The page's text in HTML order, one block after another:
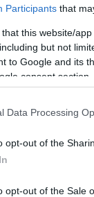
Participants that
that this website/
but not
to Google and its
consent section.
Data Processing
opt-out of the
opt-out of the Sale
kell
helyzetet